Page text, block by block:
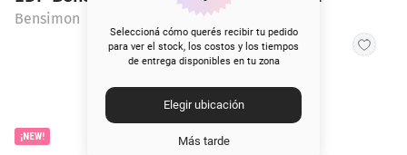
Seleccioná cómo querés recibir tu pedido
para ver el stock, los costos y los tiempos
de entrega disponibles en tu zona
Elegir ubicación
Más tarde
Bensimon
¡NEW!
5. corrector